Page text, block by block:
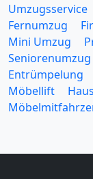
Umzugsservice
Fernumzug
Mini Umzug
Seniorenumzug
Entrümpelung
Möbellift